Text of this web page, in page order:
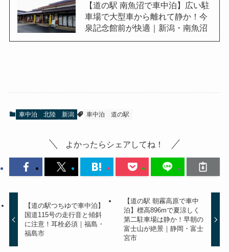
【道の駅 南魚沼で車中泊】広い駐
車場で大型車から離れて静か！今
泉記念館前が快適｜新潟・南魚沼
車中泊 北陸 新潟 車中泊 道の駅
よかったらシェアしてね！
【道の駅つちゆで車中泊】
国道115号の走行音と傾斜
に注意！耳栓必須｜福島・
福島市
【道の駅 朝霧高原で車中
泊】標高896mで夏涼しく
第二駐車場は静か！早朝の
富士山が絶景｜静岡・富士
宮市